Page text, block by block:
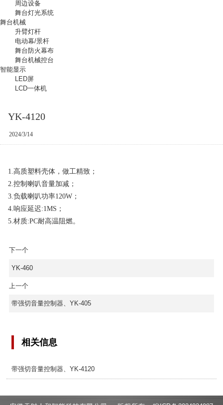
周边设备
舞台灯光系统
舞台机械
升臂灯杆
电动幕/景杆
舞台防火幕布
舞台机械控台
智能显示
LED屏
LCD一体机
YK-4120
2024/3/14
1.高质塑料壳体，做工精致；
2.控制喇叭音量加减；
3.负载喇叭功率120W；
4.响应延迟:1MS；
5.材质:PC耐高温阻燃。
下一个
YK-460
上一个
带强切音量控制器、YK-405
相关信息
带强切音量控制器、YK-4120